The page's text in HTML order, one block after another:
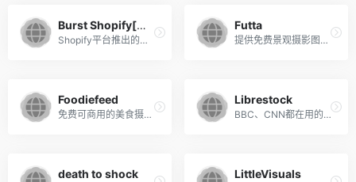
Burst Shopify[免费]
Shopify平台推出的免费摄影图片频道
Futta
提供免费景观摄影图片的无版权站点
Foodiefeed
免费可商用的美食摄影网站
Librestock
BBC、CNN都在用的免费高端配图网站
death to shock LittleVisuals